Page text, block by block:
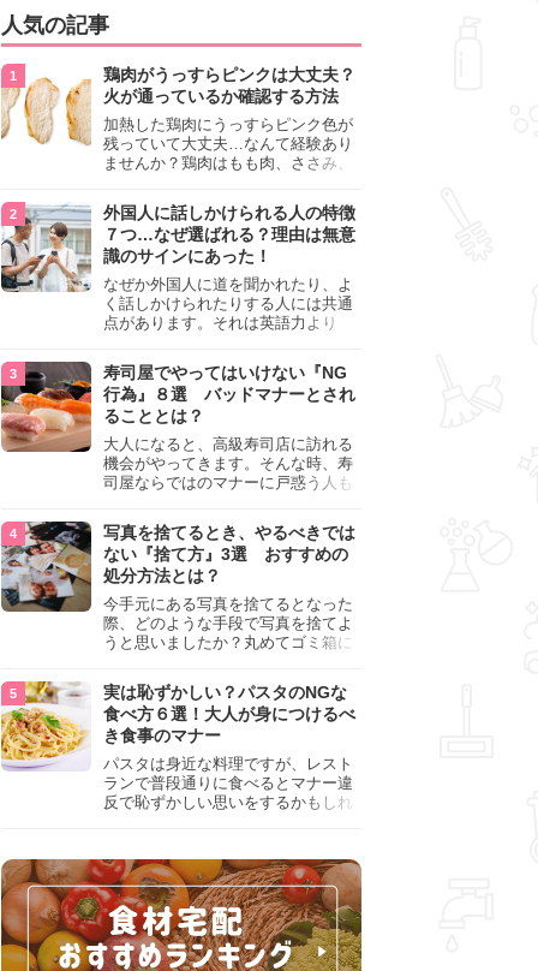
人気の記事
鶏肉がうっすらピンクは大丈夫？
火が通っているか確認する方法
加熱した鶏肉にうっすらピンク色が
残っていて大丈夫…なんて経験あり
ませんか？鶏肉はもも肉、ささみ、
わいが異なり、いろいろと楽しめる
料理ですが、鶏肉は加熱した後でも
うっすらピンク色の部分が大丈夫な
のと気になるときがあります。この
記事では生焼けか火が通っているの
かを確認する方法や、鶏肉を調理す
るときの注意点を紹介しますので、
参考にしてみてくださいね。
外国人に話しかけられる人の特徴
７つ…なぜ選ばれる？理由は無意
識のサインにあった！
なぜか外国人に道を聞かれたり、よ
く話しかけられたりする人には共通
点があります。それは英語力より
けても大丈夫」というサインが関係
しています。よく選ばれる人の特徴
や、英語が苦手でも焦らない対処
法、自分を守るための注意点を詳し
く解説します。
寿司屋でやってはいけない『NG
行為』８選 バッドマナーとされ
ることとは？
大人になると、高級寿司店に訪れる
機会がやってきます。そんな時、寿
司屋ならではのマナーに戸惑う人も
らためて寿司屋でやってはいけない
『NG行為』をチェックしましょう。
写真を捨てるとき、やるべきでは
ない『捨て方』3選 おすすめの
処分方法とは？
今手元にある写真を捨てるとなった
際、どのような手段で写真を捨てよ
うと思いましたか？丸めてゴミ箱に
真は個人情報が詰まっているので、
ただ丸めただけの状態で捨ててしま
うのは危険です。写真にすべきでは
ない捨て方をまとめているので、ぜ
ひチェックしておきましょう。
実は恥ずかしい？パスタのNGな
食べ方６選！大人が身につけるべ
き食事のマナー
パスタは身近な料理ですが、レスト
ランで普段通りに食べるとマナー違
反で恥ずかしい思いをするかもしれ
して、正しい食べ方を確認しましょ
う。大人の嗜みとして知っておきた
い新常識を解説します。